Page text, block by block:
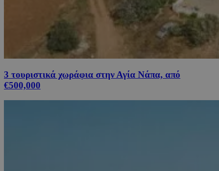
3 τουριστικά χωράφια στην Αγία Νάπα, από
€500,000